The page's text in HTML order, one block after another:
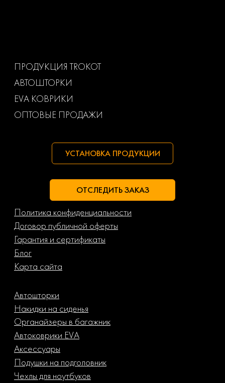
Маз
ПРОДУКЦИЯ TROKOT
АВТОШТОРКИ
EVA КОВРИКИ
ОПТОВЫЕ ПРОДАЖИ
УСТАНОВКА ПРОДУКЦИИ
ОТСЛЕДИТЬ ЗАКАЗ
Политика конфиденциальности
Договор публичной оферты
Гарантия и сертификаты
Блог
Карта сайта
Автошторки
Накидки на сиденья
Органайзеры в багажник
Автоковрики EVA
Аксессуары
Подушки на подголовник
Чехлы для ноутбуков